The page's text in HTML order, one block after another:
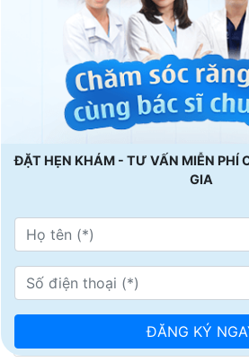
ĐẶT HẸN KHÁM - TƯ VẤN MIỄN PHÍ
GIA